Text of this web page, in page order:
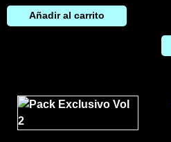
Añadir al carrito